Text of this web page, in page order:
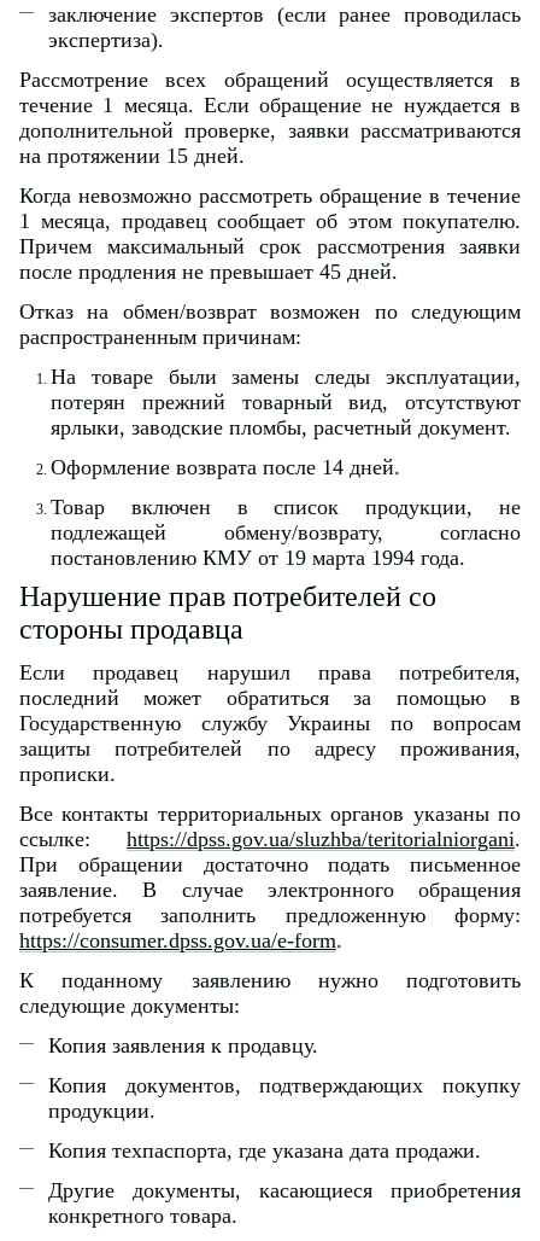
заключение экспертов (если ранее проводилась
экспертиза).
Рассмотрение всех обращений осуществляется в
течение 1 месяца. Если обращение не нуждается в
дополнительной проверке, заявки рассматриваются
на протяжении 15 дней.
Когда невозможно рассмотреть обращение в течение
1 месяца, продавец сообщает об этом покупателю.
Причем максимальный срок рассмотрения заявки
после продления не превышает 45 дней.
Отказ на обмен/возврат возможен по следующим
распространенным причинам:
На товаре были замены следы эксплуатации,
потерян прежний товарный вид, отсутствуют
ярлыки, заводские пломбы, расчетный документ.
Оформление возврата после 14 дней.
Товар включен в список продукции, не
подлежащей обмену/возврату, согласно
постановлению КМУ от 19 марта 1994 года.
Нарушение прав потребителей со
стороны продавца
Если продавец нарушил права потребителя,
последний может обратиться за помощью в
Государственную службу Украины по вопросам
защиты потребителей по адресу проживания,
прописки.
Все контакты территориальных органов указаны по
ссылке: https://dpss.gov.ua/sluzhba/teritorialniorgani.
При обращении достаточно подать письменное
заявление. В случае электронного обращения
потребуется заполнить предложенную форму:
https://consumer.dpss.gov.ua/e-form.
К поданному заявлению нужно подготовить
следующие документы:
Копия заявления к продавцу.
Копия документов, подтверждающих покупку
продукции.
Копия техпаспорта, где указана дата продажи.
Другие документы, касающиеся приобретения
конкретного товара.